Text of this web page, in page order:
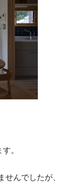
。
んでしたが、